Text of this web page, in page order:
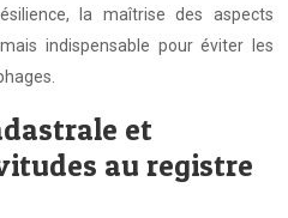
la maîtrise des aspects
indispensable pour éviter les
et
au registre